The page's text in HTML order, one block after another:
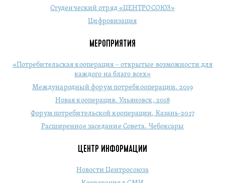
Студенческий отряд «ЦЕНТРОСОЮЗ»
Цифровизация
МЕРОПРИЯТИЯ
«Потребительская кооперация – открытые возможности для
каждого на благо всех»
Международный форум потребкооперации. 2019
Новая кооперация. Ульяновск, 2018
Форум потребительской кооперации, Казань-2017
Расширенное заседание Совета. Чебоксары
ЦЕНТР ИНФОРМАЦИИ
Новости Центросоюза